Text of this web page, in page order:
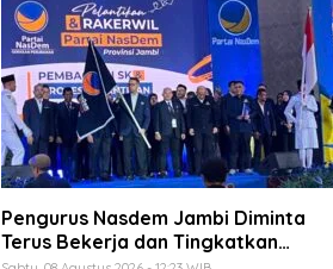
Pengurus Nasdem Jambi Diminta
Terus Bekerja dan Tingkatkan